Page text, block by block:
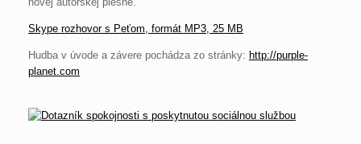
Skype rozhovor s Peťom, formát MP3, 25 MB
Hudba v úvode a závere pochádza zo stránky: http://purple-
planet.com